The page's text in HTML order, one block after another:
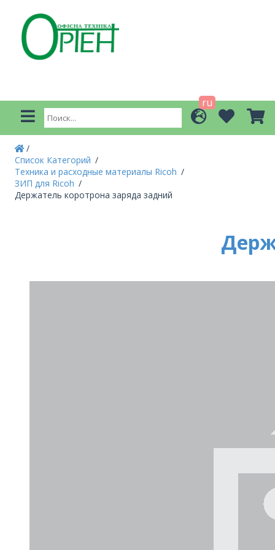
ru
Список Категорий
Техника и расходные материалы Ricoh
ЗИП для Ricoh
Держатель коротрона заряда задний